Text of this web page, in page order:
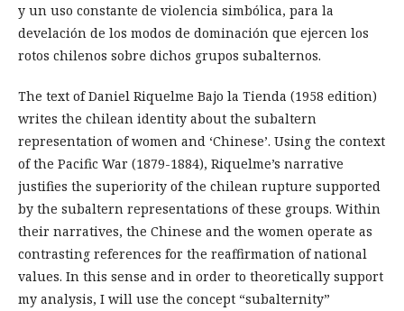
y un uso constante de violencia simbólica, para la
develación de los modos de dominación que ejercen los
rotos chilenos sobre dichos grupos subalternos.
The text of Daniel Riquelme Bajo la Tienda (1958 edition)
writes the chilean identity about the subaltern
representation of women and ‘Chinese’. Using the context
of the Pacific War (1879-1884), Riquelme’s narrative
justifies the superiority of the chilean rupture supported
by the subaltern representations of these groups. Within
their narratives, the Chinese and the women operate as
contrasting references for the reaffirmation of national
values. In this sense and in order to theoretically support
my analysis, I will use the concept “subalternity”